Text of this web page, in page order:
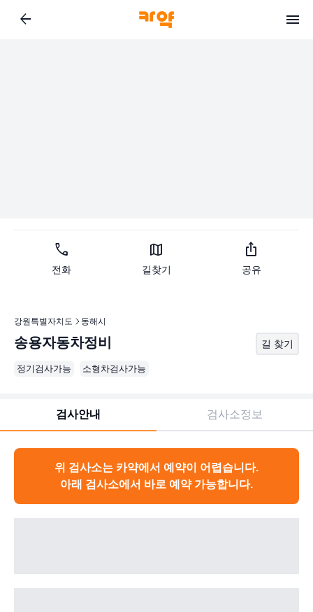
arrow_back
call
전화
map
길찾기
ios_share
공유
강원특별자치도 동해시
송용자동차정비 길 찾기
정기검사가능 소형차검사가능
검사안내 검사소정보
위 검사소는 카약에서 예약이 어렵습니다.
아래 검사소에서 바로 예약 가능합니다.